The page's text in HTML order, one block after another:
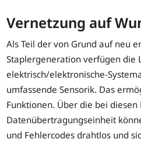
Vernetzung auf
Als Teil der von Grund auf neu
Staplergeneration verfügen die
elektrisch/elektronische-
umfassende Sensorik. Das
Funktionen. Über die bei
Datenübertragungseinheit
und Fehlercodes drahtlos und